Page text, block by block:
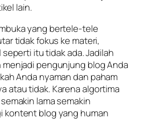
lain.
yang bertele-tele
tidak fokus ke materi,
itu tidak ada. Jadilah
pengunjung blog Anda
Anda nyaman dan paham
atau tidak. Karena algortima
lama semakin
kontent blog yang human